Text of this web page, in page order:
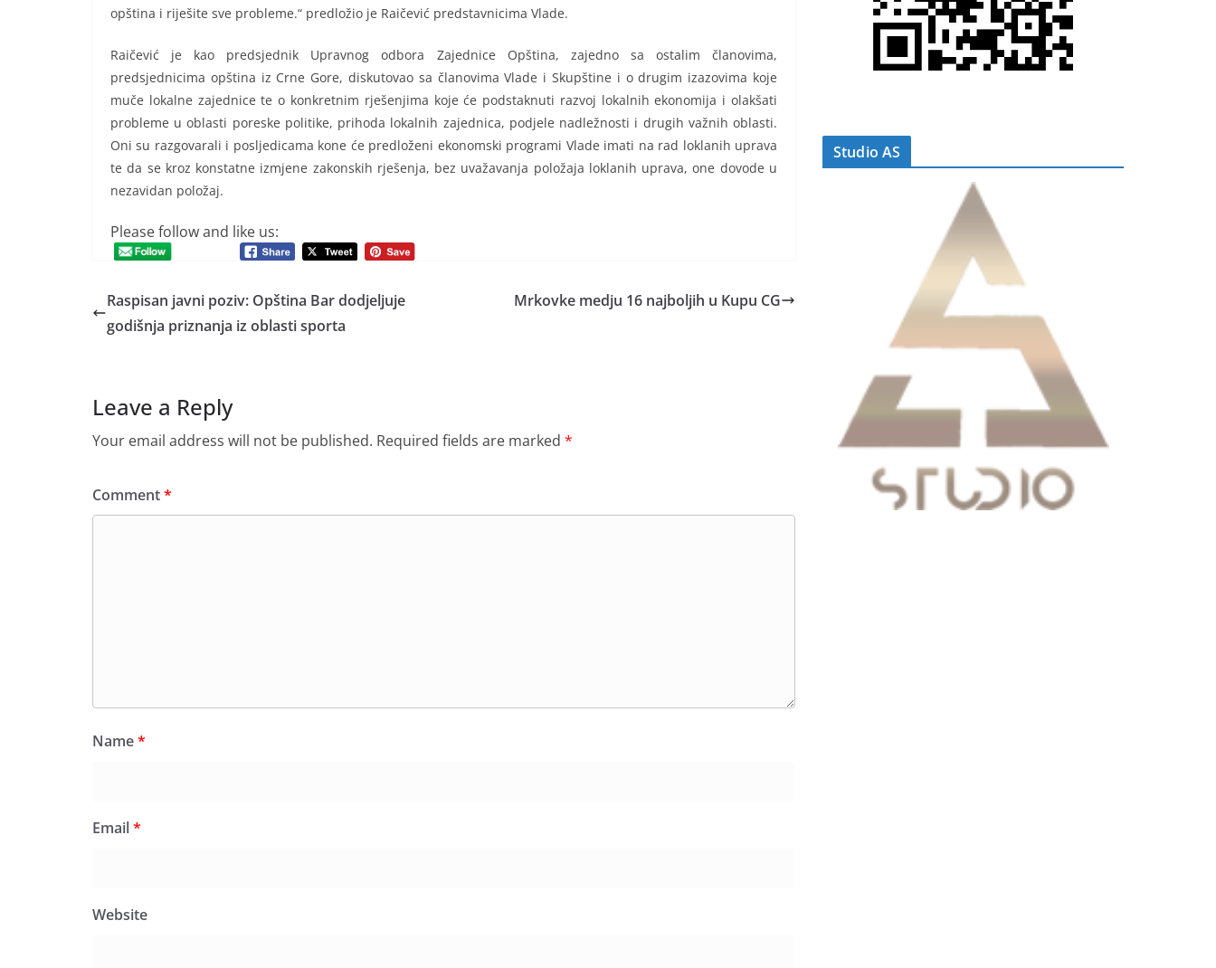
opština i riješite sve probleme.“ predložio je Raičević predstavnicima Vlade.
Raičević je kao predsjednik Upravnog odbora Zajednice Opština, zajedno sa ostalim članovima,
predsjednicima opština iz Crne Gore, diskutovao sa članovima Vlade i Skupštine i o drugim izazovima koje
muče lokalne zajednice te o konkretnim rješenjima koje će podstaknuti razvoj lokalnih ekonomija i olakšati
probleme u oblasti poreske politike, prihoda lokalnih zajednica, podjele nadležnosti i drugih važnih oblasti.
Oni su razgovarali i posljedicama kone će predloženi ekonomski programi Vlade imati na rad loklanih uprava
te da se kroz konstatne izmjene zakonskih rješenja, bez uvažavanja položaja loklanih uprava, one dovode u
nezavidan položaj.
Please follow and like us:
Raspisan javni poziv: Opština Bar dodjeljuje
godišnja priznanja iz oblasti sporta
Mrkovke medju 16 najboljih u Kupu CG
Leave a Reply
Your email address will not be published. Required fields are marked *
Comment*
Name*
Email*
Website
Studio AS